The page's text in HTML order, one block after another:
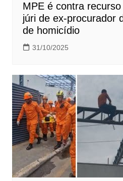
MPE é contra
júri de ex-procurador
de homicídio
31/10/2025